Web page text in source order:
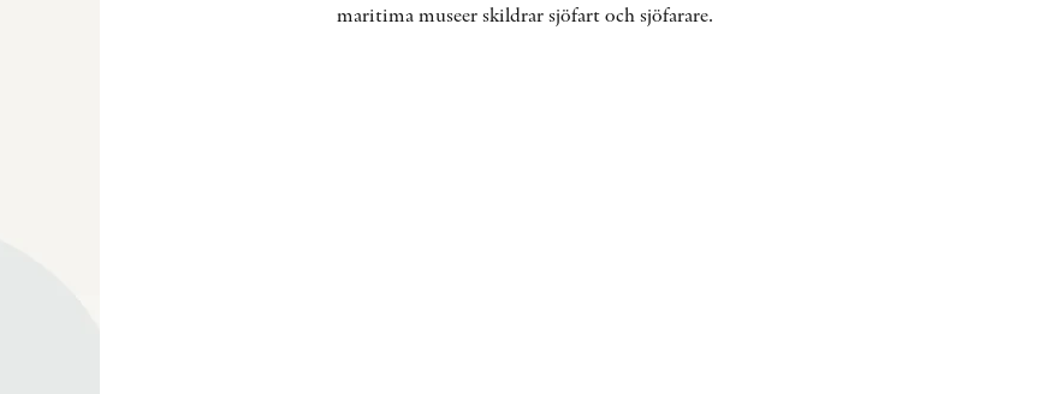
maritima museer skildrar sjöfart och sjöfarare.